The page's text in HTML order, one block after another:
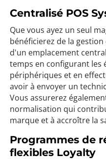
Centralisé POS
Que vous ayez un seul
bénéficierez de la
d'un emplacement
temps en configurant les
périphériques et en
avoir à envoyer un
Vous assurerez
normalisation qui
marque et à accroître la
Programmes de
flexibles Loyalty